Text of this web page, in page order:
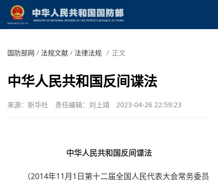
国防部网 / 法规文献 / 法律法规 / 正文
中华人民共和国反间谍法
来源：新华社 责任编辑：刘上靖 2023-04-26 22:59:23
中华人民共和国反间谍法
（2014年11月1日第十二届全国人民代表大会常务委员